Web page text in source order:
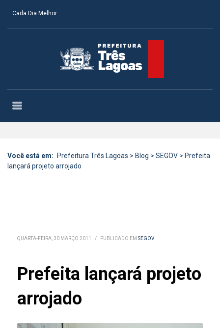
Cada Dia Melhor
Você está em: Prefeitura Três Lagoas > Blog > SEGOV > Prefeita
lançará projeto arrojado
QUARTA-FEIRA, 30 MARÇO 2011 / PUBLICADO EM SEGOV
Prefeita lançará projeto
arrojado